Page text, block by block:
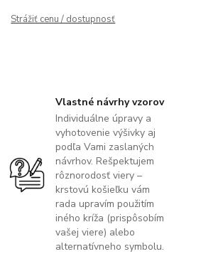
Strážiť cenu / dostupnosť
Vlastné návrhy vzorov
Individuálne úpravy a
vyhotovenie výšivky aj
podľa Vami zaslaných
návrhov. Rešpektujem
rôznorodosť viery –
krstovú košieľku vám
rada upravím použitím
iného kríža (prispôsobím
vašej viere) alebo
alternatívneho symbolu.